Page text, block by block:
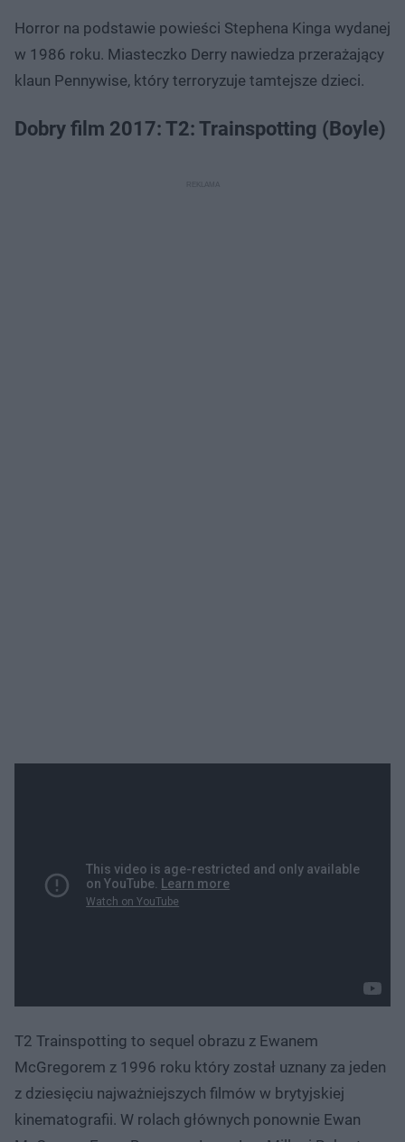
Horror na podstawie powieści Stephena Kinga wydanej
w 1986 roku. Miasteczko Derry nawiedza przerażający
klaun Pennywise, który terroryzuje tamtejsze dzieci.
Dobry film 2017: T2: Trainspotting (Boyle)
T2 Trainspotting to sequel obrazu z Ewanem
McGregorem z 1996 roku który został uznany za jeden
z dziesięciu najważniejszych filmów w brytyjskiej
kinematografii. W rolach głównych ponownie Ewan